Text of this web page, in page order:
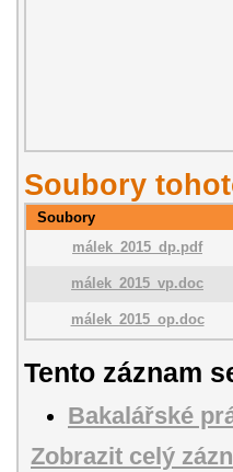
Soubory
Soubory
málek_2015_dp.pdf
málek_2015_vp.doc
málek_2015_op.doc
Tento záznam
Bakalářské
Zobrazit celý